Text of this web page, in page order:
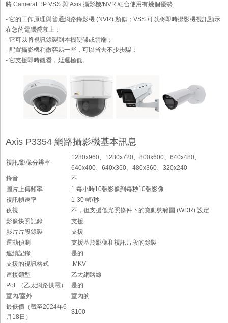
將 CameraFTP VSS 與 Axis 攝影機/NVR 結合使用有幾個優勢:
- 它的工作原理與普通網路錄影機 (NVR) 類似；VSS 可以將即時攝影機視訊顯示
在您的電腦螢幕上；
- 它可以將視訊錄製到本機硬碟或雲端；
- 配置攝影機稍微容易一些，可以省去不少步驟；
- 它支援即時觀看，延遲極低。
Axis P3354 網路攝影機基本訊息
視訊/影像分辨率
1280x960、1280x720、800x600、640x480、
640x400、640x360、480x360、320x240
錄音
不
圖片上傳頻率
1 每小時10張影像到每秒10張影像
視訊幀速率
1-30 幀/秒
夜視
不，但支援低光照條件下的寬動態範圍 (WDR) 設定
影像快照記錄
支援
影片片段錄製
支援
運動偵測
支援基於影像和視訊片段的錄製
連續記錄
是的
支援的視訊格式
.MKV
連接類型
乙太網路線
PoE（乙太網路供電）
是的
室內/室外
室內的
最低價（截至2024年6
月18日）
$100